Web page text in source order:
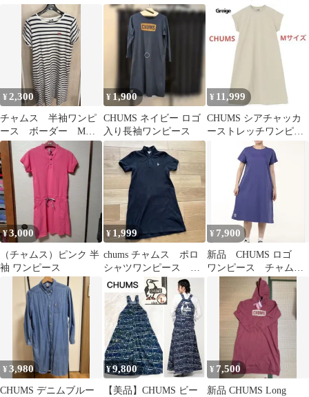
ック ワンピース sizeL/
白 ■◆ レディース
ピース Aライン チャム
¥2,300
チャムス 半袖ワンピ
ース ボーダー Mサ
イズ
¥ 1,900
CHUMS ネイビー ロゴ
入り長袖ワンピース
¥ 11,999
CHUMS シアチャッカ
ーストレッチワンピー
ス グレージュ
¥3,000
（チャムス）ピンク 半
袖 ワンピース
¥ 1,999
chums チャムス ポロ
シャツワンピース ブ
ラック M
¥ 7,900
新品 CHUMS ロゴ
ワンピース チャムス
purple レディース
¥3,980
CHUMS デニムブルー
¥9,800
【美品】CHUMS ビー
¥ 7,500
新品 CHUMS Long